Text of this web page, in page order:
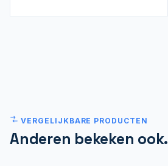
VERGELIJKBARE PRODUCTEN
Anderen bekeken ook.